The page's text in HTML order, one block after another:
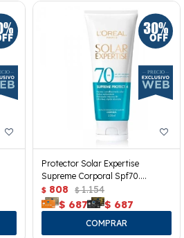
Protector Solar Expertise
Supreme Corporal Spf70.
200grs.
$ 808 $ 1.154
$ 687 $ 687